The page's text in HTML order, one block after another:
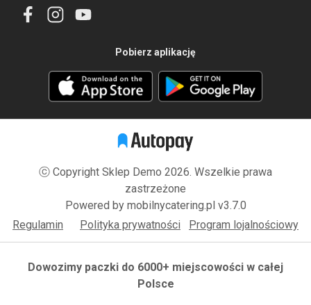
Pobierz aplikację
ⓒ Copyright Sklep Demo 2026. Wszelkie prawa
zastrzeżone
Powered by mobilnycatering.pl v3.7.0
Regulamin
Polityka prywatności Program lojalnościowy
Dowozimy paczki do 6000+ miejscowości w całej
Polsce